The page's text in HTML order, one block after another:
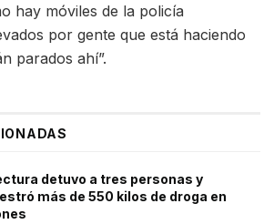
hay móviles de la policía
por gente que está haciendo
parados ahí”.
detuvo a tres personas y
más de 550 kilos de droga en